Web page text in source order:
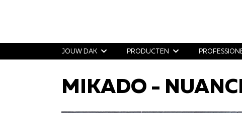
JOUW DAK PRODUCTEN
MIKADO -